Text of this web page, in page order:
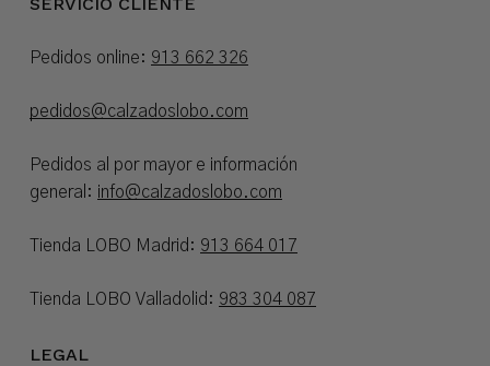
Pedidos online: 913 662 326
pedidos@calzadoslobo.com
Pedidos al por mayor e información
general: info@calzadoslobo.com
Tienda LOBO Madrid: 913 664 017
Tienda LOBO Valladolid: 983 304 087
LEGAL